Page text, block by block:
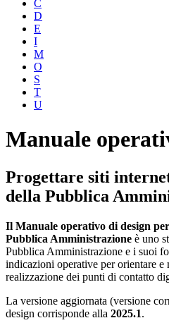
C
D
E
I
M
O
S
T
U
Manuale
Progettare siti
della Pubblica
Il Manuale operativo di design
Pubblica Amministrazione è uno
Pubblica Amministrazione e i suoi
indicazioni operative per orientare e
realizzazione dei punti di contatto
La versione aggiornata (versione
design corrisponde alla 2025.1.